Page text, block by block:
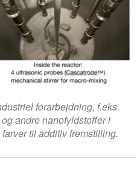
forarbejdning, f.eks.
andre nanofyldstoffer i
til additiv fremstilling.